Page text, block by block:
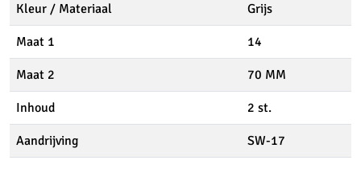
Kleur / Materiaal Grijs
Maat 1 14
Maat 2 70 MM
Inhoud 2 st.
Aandrijving SW-17